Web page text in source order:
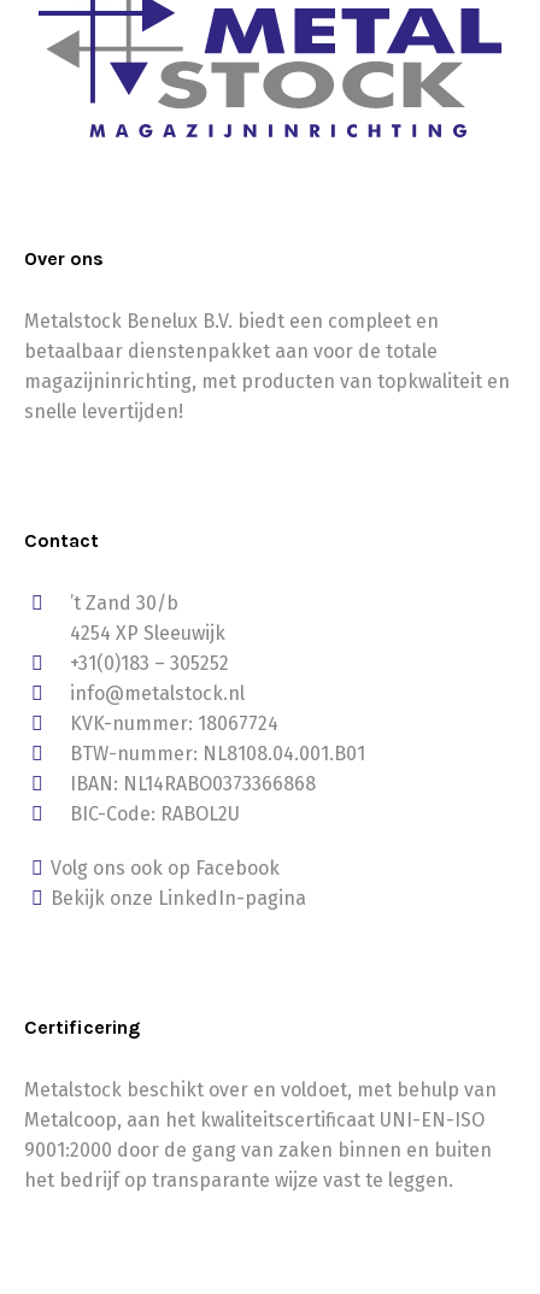
Over ons
Metalstock Benelux B.V. biedt een compleet en
betaalbaar dienstenpakket aan voor de totale
magazijninrichting, met producten van topkwaliteit en
snelle levertijden!
Contact
’t Zand 30/b
4254 XP Sleeuwijk
+31(0)183 – 305252
info@metalstock.nl
KVK-nummer: 18067724
BTW-nummer: NL8108.04.001.B01
IBAN: NL14RABO0373366868
BIC-Code: RABOL2U
Volg ons ook op Facebook
Bekijk onze LinkedIn-pagina
Certificering
Metalstock beschikt over en voldoet, met behulp van
Metalcoop, aan het kwaliteitscertificaat UNI-EN-ISO
9001:2000 door de gang van zaken binnen en buiten
het bedrijf op transparante wijze vast te leggen.